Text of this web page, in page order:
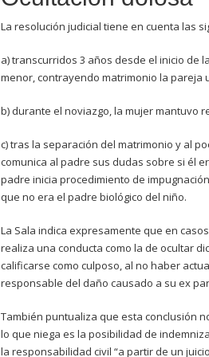
La resolución judicial tiene en cuenta las
a) transcurridos 3 años desde el inicio de
menor, contrayendo matrimonio la pareja
b) durante el noviazgo, la mujer mantuvo
c) tras la separación del matrimonio y al
comunica al padre sus dudas sobre si él
padre inicia procedimiento de
que no era el padre biológico del niño.
La Sala indica expresamente que en
realiza una conducta como la de ocultar
calificarse como culposo, al no haber
responsable del daño causado a su ex
También puntualiza que esta conclusión
lo que niega es la posibilidad de
la responsabilidad civil “a partir de un